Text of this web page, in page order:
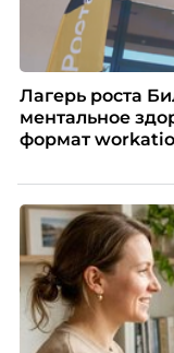
Лагерь роста
ментальное
формат